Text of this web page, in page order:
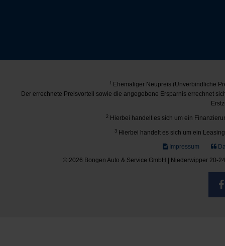
1Ehemaliger Neupreis (Unverbindliche
Der errechnete Preisvorteil sowie die angegebene Ersparnis errechnet
2 Hierbei handelt es sich um ein
3 Hierbei handelt es sich um ein
Impressum
© 2026 Bongen Auto & Service GmbH | Niederwipper 20-